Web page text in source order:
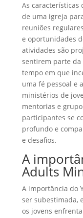
As características
de uma igreja
reuniões
e oportunidades
atividades são
sentirem parte da
tempo em que
uma fé pessoal e
ministérios de
mentorias e
participantes se
profundo e
e desafios.
A
Adults
A importância do
ser subestimada,
os jovens